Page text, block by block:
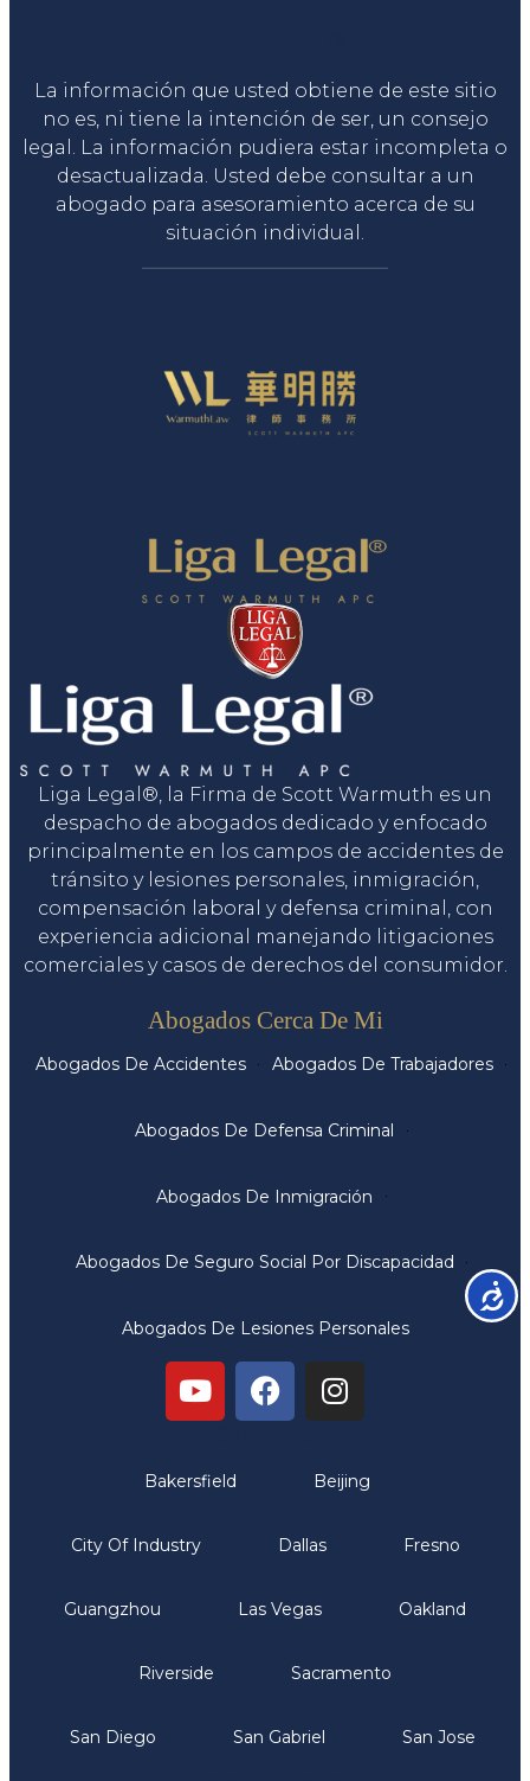
La información que usted obtiene de este sitio
no es, ni tiene la intención de ser, un consejo
legal. La información pudiera estar incompleta o
desactualizada. Usted debe consultar a un
abogado para asesoramiento acerca de su
situación individual.
Liga Legal®, la Firma de Scott Warmuth es un
despacho de abogados dedicado y enfocado
principalmente en los campos de accidentes de
tránsito y lesiones personales, inmigración,
compensación laboral y defensa criminal, con
experiencia adicional manejando litigaciones
comerciales y casos de derechos del consumidor.
Abogados Cerca De Mi
Abogados De Accidentes Abogados De Trabajadores
Abogados De Defensa Criminal
Abogados De Inmigración
Abogados De Seguro Social Por Discapacidad
Abogados De Lesiones Personales
Bakersfield Beijing
City Of Industry Dallas Fresno
Guangzhou Las Vegas Oakland
Riverside Sacramento
San Diego San Gabriel San Jose